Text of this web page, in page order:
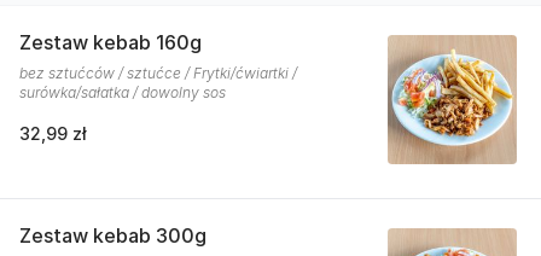
Zestaw kebab 160g
bez sztućców / sztućce / Frytki/ćwiartki /
surówka/sałatka / dowolny sos
32,99 zł
Zestaw kebab 300g